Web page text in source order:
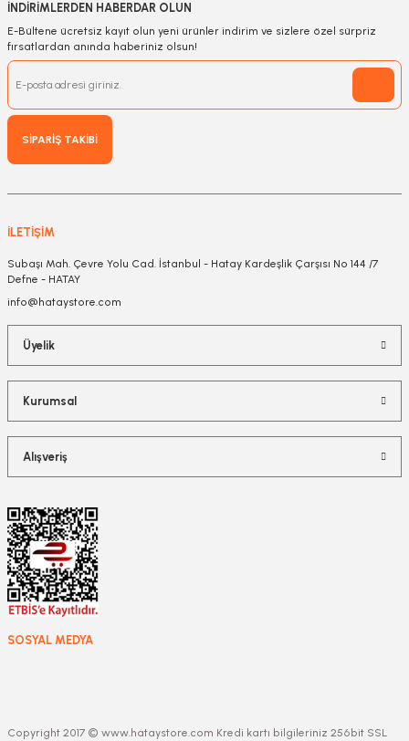
İNDİRİMLERDEN HABERDAR OLUN
E-Bültene ücretsiz kayıt olun yeni ürünler indirim ve sizlere özel sürpriz
fırsatlardan anında haberiniz olsun!
SİPARİŞ TAKİBİ
İLETİŞİM
Subaşı Mah. Çevre Yolu Cad. İstanbul - Hatay Kardeşlik Çarşısı No 144 /7
Defne - HATAY
info@hataystore.com
Üyelik
Kurumsal
Alışveriş
SOSYAL MEDYA
Copyright 2017 © www.hataystore.com Kredi kartı bilgileriniz 256bit SSL